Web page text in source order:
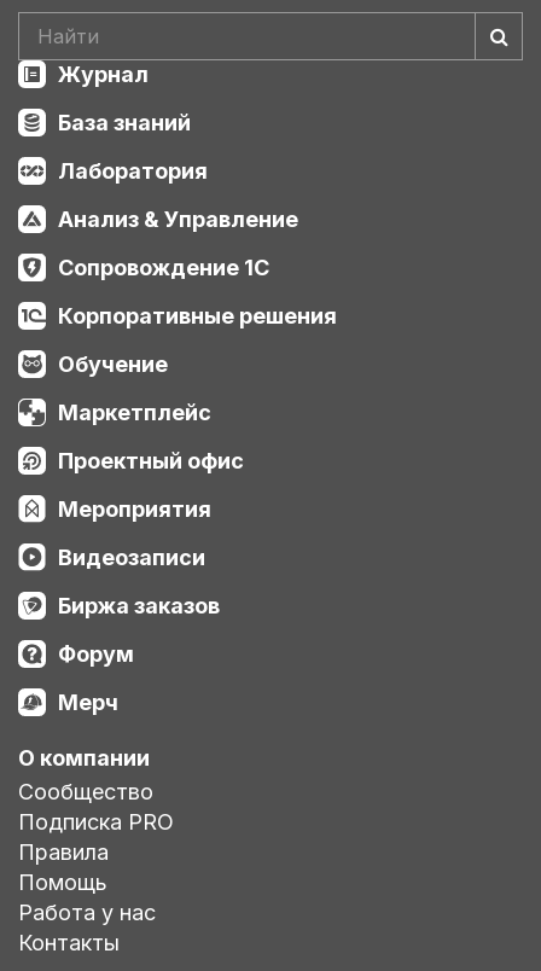
Журнал
База знаний
Лаборатория
Анализ & Управление
Сопровождение 1С
Корпоративные решения
Обучение
Маркетплейс
Проектный офис
Мероприятия
Видеозаписи
Биржа заказов
Форум
Мерч
О компании
Сообщество
Подписка PRO
Правила
Помощь
Работа у нас
Контакты